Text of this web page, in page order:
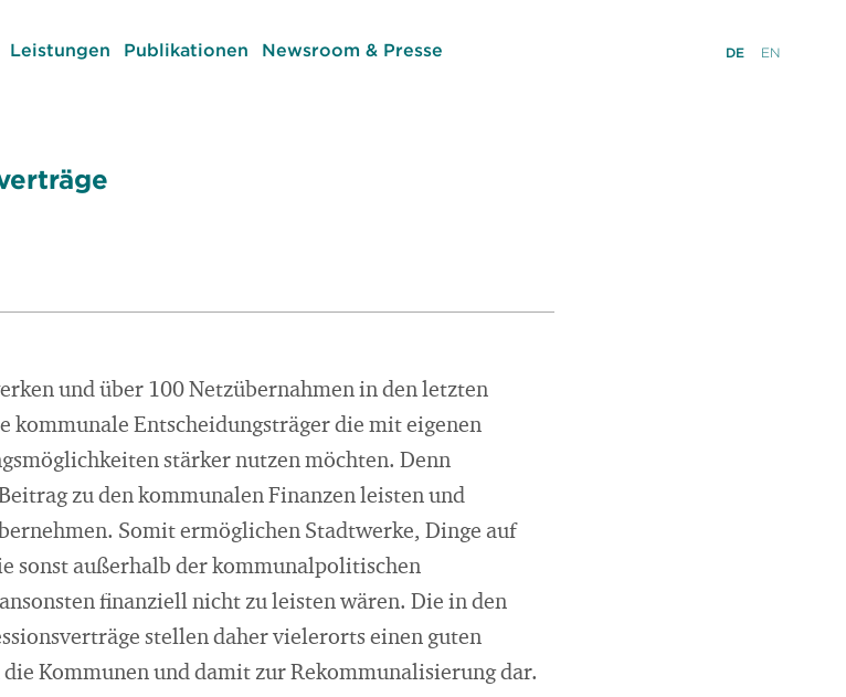
Leistungen Publikationen Newsroom & Presse DE EN
und über 100 Netzübernahmen in den letzten
kommunale Entscheidungsträger die mit eigenen
stärker nutzen möchten. Denn
zu den kommunalen Finanzen leisten und
Somit ermöglichen Stadtwerke, Dinge auf
sonst außerhalb der kommunalpolitischen
finanziell nicht zu leisten wären. Die in den
stellen daher vielerorts einen guten
Kommunen und damit zur Rekommunalisierung dar.